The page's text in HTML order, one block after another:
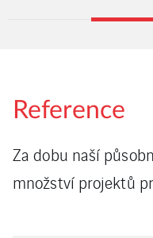
Reference
Za dobu naší
množství projektů